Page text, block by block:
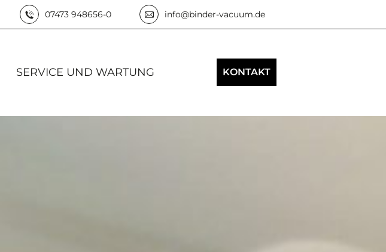
07473 948656-0 info@binder-vacuum.de
SERVICE UND WARTUNG KONTAKT